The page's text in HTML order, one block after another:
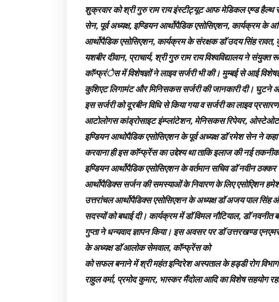
शुक्रवार को श्री गुरु राम राय इंस्टीट्यूट आफ मेडिकल एण्ड
सेन, पूर्व अध्यक्ष, इण्डियन आर्थोपैडिक एसोसिएशन, कार्यक्रम के
आर्थोपैडिक एसोसिएशन, कार्यक्रम के संरक्षक डाॅ उदय सिंह रावत,
यशबीर दीवान, प्राचार्य, श्री गुरु राम राय विश्वविद्यालय ने
काॅन्फ्रंेस में विशेषज्ञों ने लाइव सर्जरी भी की। मुम्बई से आई विशेषज्ञ
कुशिएट लिगामंट और मिनिसकस सर्जरी की जानकारी दी। घुटने
इस सर्जरी को दूरबीन विधि से किया गया व सर्जरी का लाइव
आटोलोगस कांड्रोसाइट इंम्प्लांटेशन, मेनिसकस रिपेयर,
इण्डियन आथोपैडिक एसोसिएशन के पूर्व अध्यक्ष डाॅ रमेश सेन ने
करवाना ही इस काॅन्फ्रेंस का उद्देश्य था ताकि इलाज की नई
इण्डियन आर्थोपैडिक एसोसिएशन के वर्तमान सचिव डाॅ नवीन ठक्कर
आर्थोपैडिक्स सर्जन की समस्याओं के निवारण के लिए एसोएिशन
उत्तरांचल आर्थोपैडिक्स एसोसिएशन के अध्यक्ष डाॅ अजय पाल
सदस्यों को बधाई दी। कार्यक्रम में डाॅ विमल नौटियाल, डाॅ
गुप्ता ने धन्यवाद ज्ञापन किया। इस अवसर पर डाॅ उत्तरखण्ड
के अध्यक्ष डाॅ आलोक सेमवाल, कॉन्फ्रेंस को
को सफल बनाने में श्री महंत इन्दिरेश अस्पताल के हड्डी रोग
राहुल वर्मा, प्रमोद कुमार, भास्कर मैंदोला आदि का विशेष सहयोग